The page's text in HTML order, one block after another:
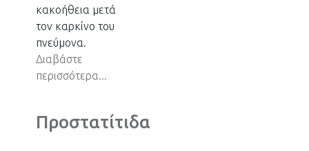
κακοήθεια μετά
τον καρκίνο του
πνεύμονα.
Διαβάστε
περισσότερα...
Προστατίτιδα